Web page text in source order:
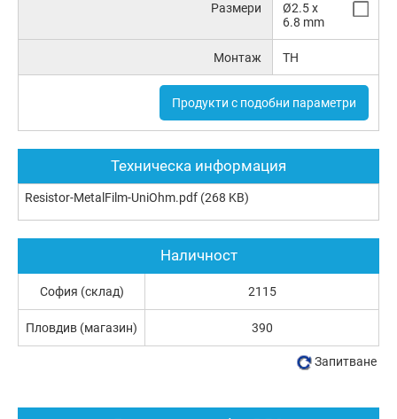
Размери
Ø2.5 x
6.8 mm
Монтаж TH
Продукти с подобни параметри
Техническа информация
Resistor-MetalFilm-UniOhm.pdf (268 KB)
Наличност
София (склад) 2115
Пловдив (магазин) 390
Запитване